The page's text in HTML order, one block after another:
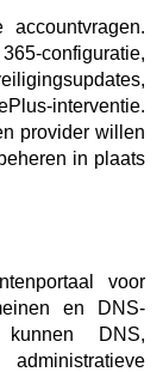
configuratie,
interventie.
provider willen
in plaats
voor
en DNS-
kunnen DNS,